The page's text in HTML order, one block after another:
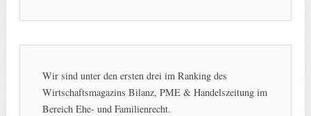
Wir sind unter den ersten drei im Ranking des
Wirtschaftsmagazins Bilanz, PME & Handelszeitung im
Bereich Ehe- und Familienrecht.